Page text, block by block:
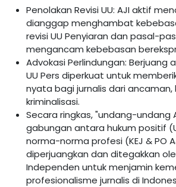
Penolakan Revisi UU: AJI aktif
dianggap menghambat
revisi UU Penyiaran dan pasal-
mengancam kebebasan
Advokasi Perlindungan: Berjuang
UU Pers diperkuat untuk
nyata bagi jurnalis dari ancaman,
kriminalisasi.
Secara ringkas, "undang-undang
gabungan antara hukum positif
norma-norma profesi (KEJ & PO
diperjuangkan dan ditegakkan
Independen untuk menjamin
profesionalisme jurnalis di